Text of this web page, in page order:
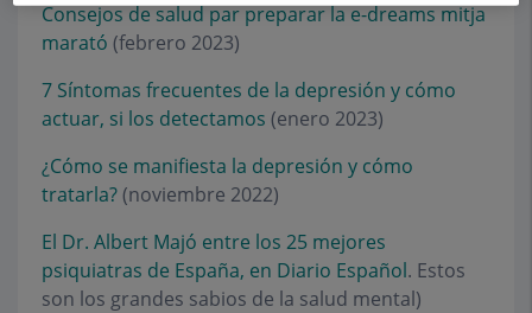
Consejos de salud par preparar la e-dreams mitja
marató (febrero 2023)
7 Síntomas frecuentes de la depresión y cómo
actuar, si los detectamos (enero 2023)
¿Cómo se manifiesta la depresión y cómo
tratarla?(noviembre 2022)
El Dr. Albert Majó entre los 25 mejores
psiquiatras de España, en Diario Español. Estos
son los grandes sabios de la salud mental)